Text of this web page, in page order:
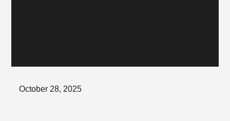
Posted
October 28, 2025